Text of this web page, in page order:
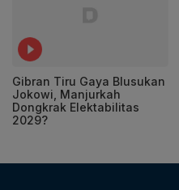
Gibran Tiru Gaya Blusukan
Jokowi, Manjurkah
Dongkrak Elektabilitas
2029?